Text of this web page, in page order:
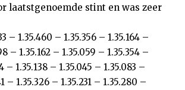
laatstgenoemde stint en was zeer
– 1.35.460 – 1.35.356 – 1.35.164 –
– 1.35.162 – 1.35.059 – 1.35.354 –
– 1.35.138 – 1.35.045 – 1.35.083 –
– 1.35.326 – 1.35.231 – 1.35.280 –